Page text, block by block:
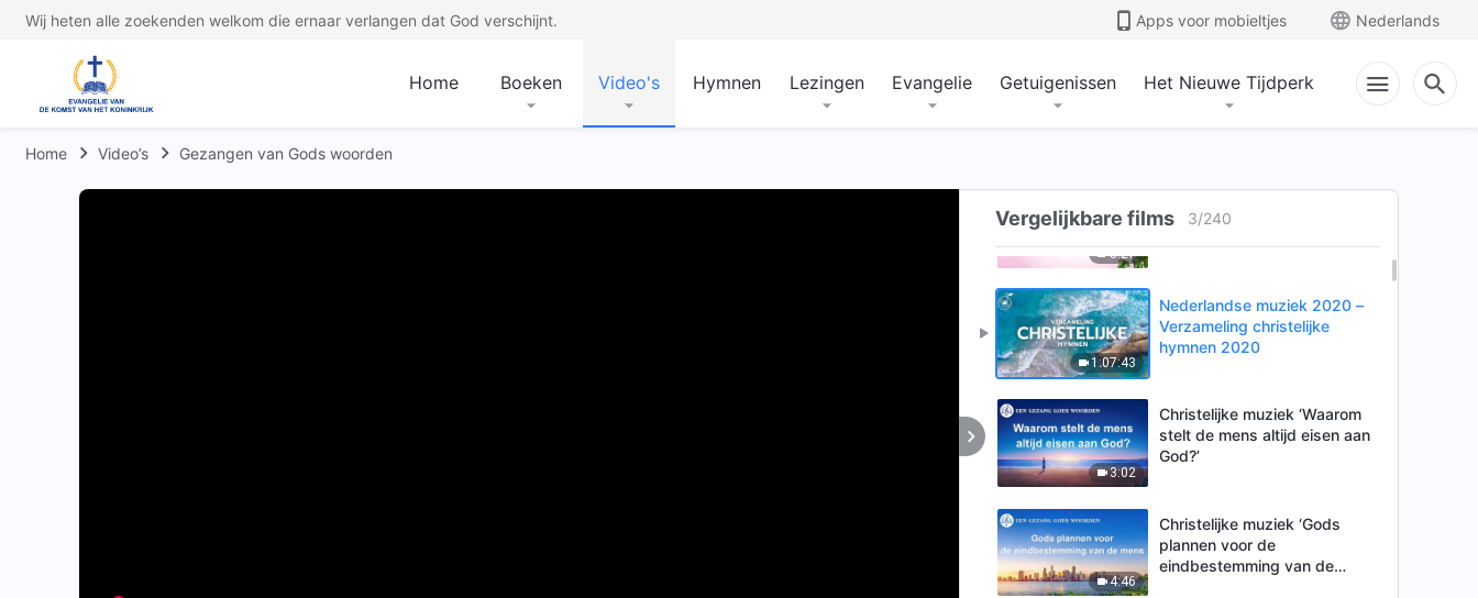
Wij heten alle zoekenden welkom die ernaar verlangen dat God verschijnt. Apps voor mobieltjes Nederlands
Home Boeken Video's Hymnen Lezingen Evangelie Getuigenissen Het Nieuwe Tijdperk
Home Video’s Gezangen van Gods woorden
Vergelijkbare films 3/240
Christelijk lied ‘De
vleesgeworden Mensenzoon
3:27
Christelijke muziek ‘Het
uiteindelijke resultaat dat
1:07:43
Nederlandse muziek 2020 –
Verzameling christelijke
hymnen 2020
3:02
Christelijke muziek ‘Waarom
stelt de mens altijd eisen aan
God?’
4:46
Christelijke muziek ‘Gods
plannen voor de
eindbestemming van de